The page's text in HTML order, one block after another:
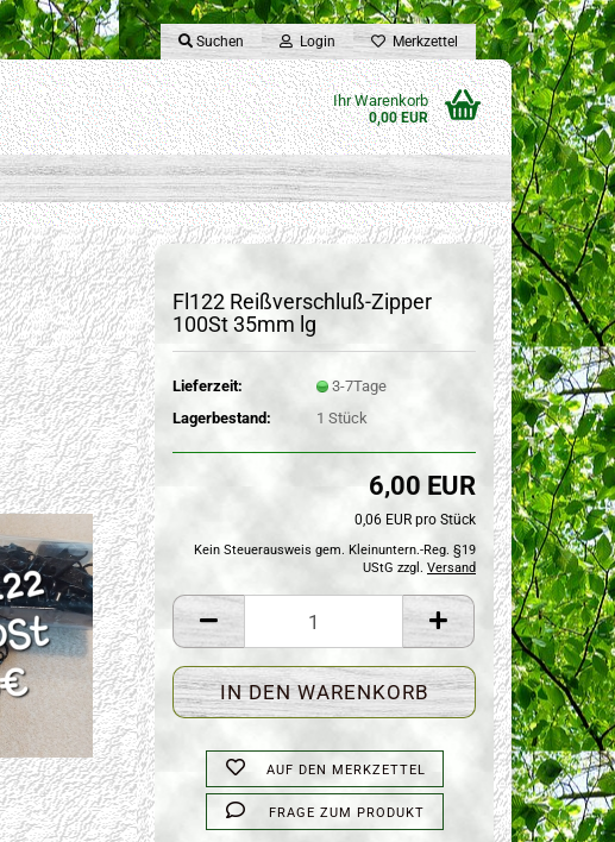
Suchen Login Merkzettel
Ihr Warenkorb
0,00 EUR
Fl122 Reißverschluß-Zipper
100St 35mm lg
Lieferzeit:
3-7Tage
Lagerbestand:
1Stück
6,00 EUR
0,06 EUR pro Stück
Kein Steuerausweis gem. Kleinuntern.-Reg. §19
UStG zzgl. Versand
AUF DEN MERKZETTEL
FRAGE ZUM PRODUKT